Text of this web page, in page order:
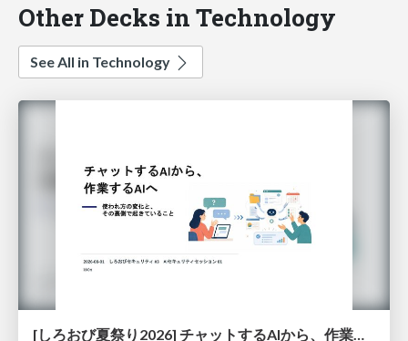
Other Decks in Technology
See All in Technology